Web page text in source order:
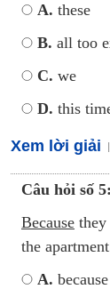
A. these
B. all too
C. we
D. this
Xem lời giải
Câu hỏi số 5:
Because they
the
A. because